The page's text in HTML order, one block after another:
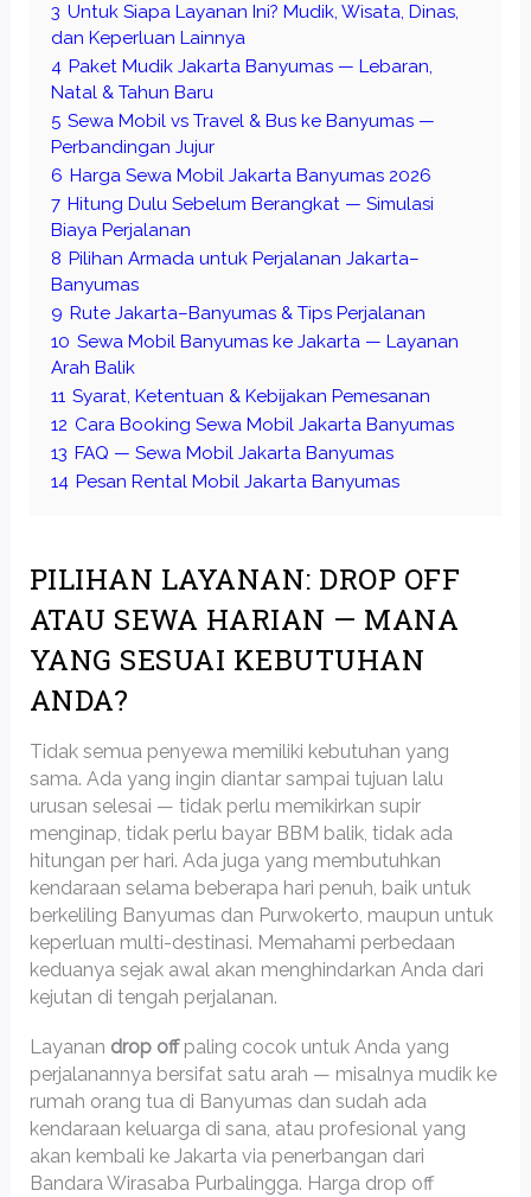
3 Untuk Siapa Layanan Ini? Mudik, Wisata, Dinas,
dan Keperluan Lainnya
4 Paket Mudik Jakarta Banyumas — Lebaran,
Natal & Tahun Baru
5 Sewa Mobil vs Travel & Bus ke Banyumas —
Perbandingan Jujur
6 Harga Sewa Mobil Jakarta Banyumas 2026
7 Hitung Dulu Sebelum Berangkat — Simulasi
Biaya Perjalanan
8 Pilihan Armada untuk Perjalanan Jakarta–
Banyumas
9 Rute Jakarta–Banyumas & Tips Perjalanan
10 Sewa Mobil Banyumas ke Jakarta — Layanan
Arah Balik
11 Syarat, Ketentuan & Kebijakan Pemesanan
12 Cara Booking Sewa Mobil Jakarta Banyumas
13 FAQ — Sewa Mobil Jakarta Banyumas
14 Pesan Rental Mobil Jakarta Banyumas
PILIHAN LAYANAN: DROP OFF
ATAU SEWA HARIAN — MANA
YANG SESUAI KEBUTUHAN
ANDA?
Tidak semua penyewa memiliki kebutuhan yang
sama. Ada yang ingin diantar sampai tujuan lalu
urusan selesai — tidak perlu memikirkan supir
menginap, tidak perlu bayar BBM balik, tidak ada
hitungan per hari. Ada juga yang membutuhkan
kendaraan selama beberapa hari penuh, baik untuk
berkeliling Banyumas dan Purwokerto, maupun untuk
keperluan multi-destinasi. Memahami perbedaan
keduanya sejak awal akan menghindarkan Anda dari
kejutan di tengah perjalanan.
Layanan drop offpaling cocok untuk Anda yang
perjalanannya bersifat satu arah — misalnya mudik ke
rumah orang tua di Banyumas dan sudah ada
kendaraan keluarga di sana, atau profesional yang
akan kembali ke Jakarta via penerbangan dari
Bandara Wirasaba Purbalingga. Harga drop off